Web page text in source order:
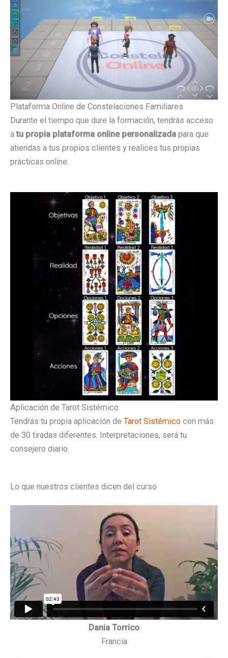
Plataforma Online de Constelaciones Familiares
Durante el tiempo que dure la formación, tendrás acceso
atu propia plataforma online personalizada para que
atiendas a tus propios clientes y realices tus propias
prácticas online.
Aplicación de Tarot Sistémico
Tendrás tu propia aplicación de Tarot Sistémico con más
de 30 tiradas diferentes. Interpretaciones, será tu
consejero diario.
Lo que nuestros clientes dicen del curso
Dania Torrico
Francia